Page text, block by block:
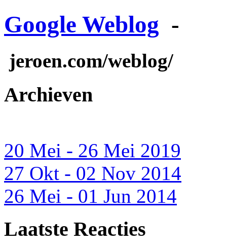
Google Weblog -
jeroen.com/weblog/
Archieven
20 Mei - 26 Mei 2019
27 Okt - 02 Nov 2014
26 Mei - 01 Jun 2014
Laatste Reacties